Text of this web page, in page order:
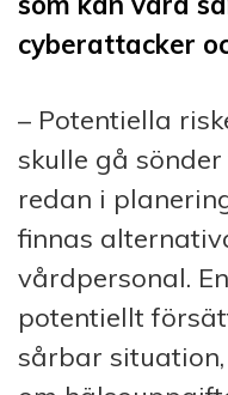
cyberattacker
– Potentiella
skulle gå
redan i
finnas
vårdpersonal.
potentiellt
sårbar